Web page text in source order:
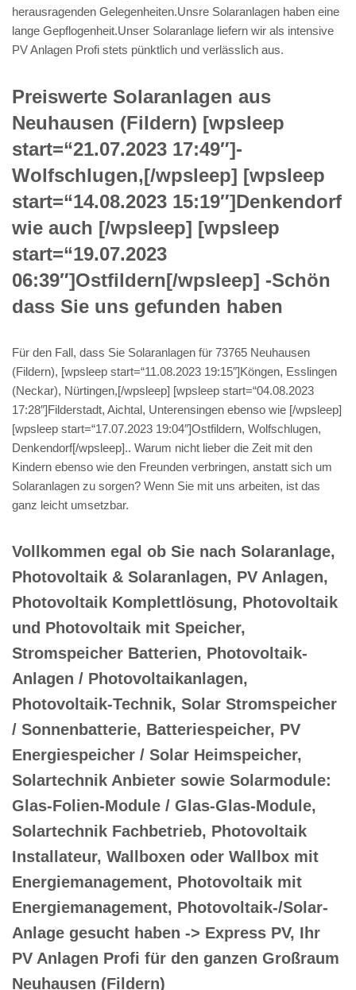
herausragenden Gelegenheiten.Unsre Solaranlagen haben eine
lange Gepflogenheit.Unser Solaranlage liefern wir als intensive
PV Anlagen Profi stets pünktlich und verlässlich aus.
Preiswerte Solaranlagen aus
Neuhausen (Fildern) [wpsleep
start=“21.07.2023 17:49″]-
Wolfschlugen,[/wpsleep] [wpsleep
start=“14.08.2023 15:19″]Denkendorf
wie auch [/wpsleep] [wpsleep
start=“19.07.2023
06:39″]Ostfildern[/wpsleep] -Schön
dass Sie uns gefunden haben
Für den Fall, dass Sie Solaranlagen für 73765 Neuhausen
(Fildern), [wpsleep start=“11.08.2023 19:15″]Köngen, Esslingen
(Neckar), Nürtingen,[/wpsleep] [wpsleep start=“04.08.2023
17:28″]Filderstadt, Aichtal, Unterensingen ebenso wie [/wpsleep]
[wpsleep start=“17.07.2023 19:04″]Ostfildern, Wolfschlugen,
Denkendorf[/wpsleep].. Warum nicht lieber die Zeit mit den
Kindern ebenso wie den Freunden verbringen, anstatt sich um
Solaranlagen zu sorgen? Wenn Sie mit uns arbeiten, ist das
ganz leicht umsetzbar.
Vollkommen egal ob Sie nach Solaranlage,
Photovoltaik & Solaranlagen, PV Anlagen,
Photovoltaik Komplettlösung, Photovoltaik
und Photovoltaik mit Speicher,
Stromspeicher Batterien, Photovoltaik-
Anlagen / Photovoltaikanlagen,
Photovoltaik-Technik, Solar Stromspeicher
/ Sonnenbatterie, Batteriespeicher, PV
Energiespeicher / Solar Heimspeicher,
Solartechnik Anbieter sowie Solarmodule:
Glas-Folien-Module / Glas-Glas-Module,
Solartechnik Fachbetrieb, Photovoltaik
Installateur, Wallboxen oder Wallbox mit
Energiemanagement, Photovoltaik mit
Energiemanagement, Photovoltaik-/Solar-
Anlage gesucht haben -> Express PV, Ihr
PV Anlagen Profi für den ganzen Großraum
Neuhausen (Fildern)